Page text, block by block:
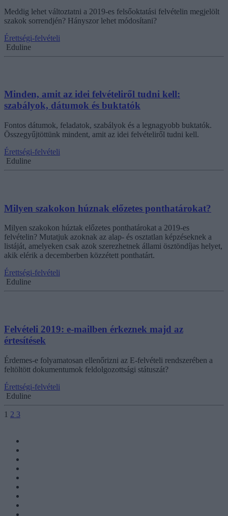
Meddig lehet változtatni a 2019-es felsőoktatási felvételin megjelölt
szakok sorrendjén? Hányszor lehet módosítani?
Érettségi-felvételi
Eduline
Minden, amit az idei felvételiről tudni kell:
szabályok, dátumok és buktatók
Fontos dátumok, feladatok, szabályok és a legnagyobb buktatók.
Összegyűjtöttünk mindent, amit az idei felvételiről tudni kell.
Érettségi-felvételi
Eduline
Milyen szakokon húznak előzetes ponthatárokat?
Milyen szakokon húztak előzetes ponthatárokat a 2019-es
felvételin? Mutatjuk azoknak az alap- és osztatlan képzéseknek a
listáját, amelyeken csak azok szerezhetnek állami ösztöndíjas helyet,
akik elérik a decemberben közzétett ponthatárt.
Érettségi-felvételi
Eduline
Felvételi 2019: e-mailben érkeznek majd az
értesítések
Érdemes-e folyamatosan ellenőrizni az E-felvételi rendszerében a
feltöltött dokumentumok feldolgozottsági státuszát?
Érettségi-felvételi
Eduline
1 2 3